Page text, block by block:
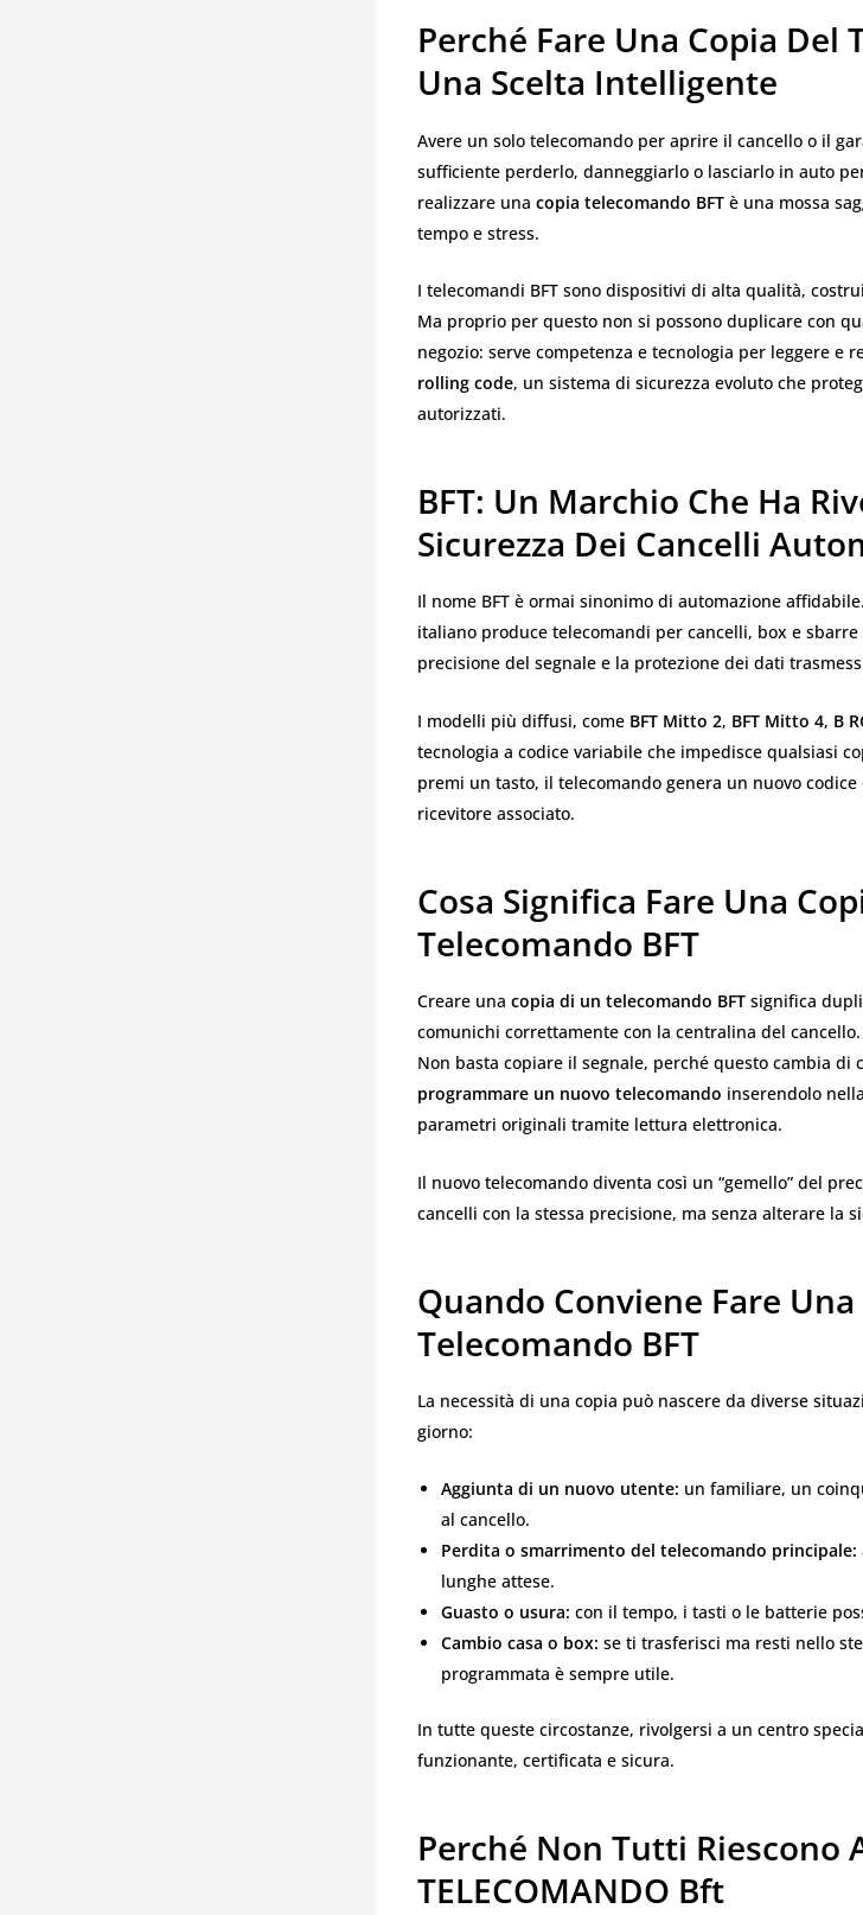
Perché Fare Una Copia Del
Una Scelta Intelligente
Avere un solo telecomando per aprire il cancello o il
sufficiente perderlo, danneggiarlo o lasciarlo in auto
realizzare una copia telecomando BFT è una mossa
tempo e stress.
I telecomandi BFT sono dispositivi di alta qualità,
Ma proprio per questo non si possono duplicare con
negozio: serve competenza e tecnologia per leggere e
rolling code, un sistema di sicurezza evoluto che
autorizzati.
BFT: Un Marchio Che Ha
Sicurezza Dei Cancelli
Il nome BFT è ormai sinonimo di automazione
italiano produce telecomandi per cancelli, box e
precisione del segnale e la protezione dei dati
I modelli più diffusi, come BFT Mitto 2, BFT Mitto 4, B
tecnologia a codice variabile che impedisce qualsiasi
premi un tasto, il telecomando genera un nuovo
ricevitore associato.
Cosa Significa Fare Una
Telecomando BFT
Creare una copia di un telecomando BFT significa
comunichi correttamente con la centralina del cancello.
Non basta copiare il segnale, perché questo cambia di
programmare un nuovo telecomando inserendolo
parametri originali tramite lettura elettronica.
Il nuovo telecomando diventa così un “gemello” del
cancelli con la stessa precisione, ma senza alterare la
Quando Conviene Fare Una
Telecomando BFT
La necessità di una copia può nascere da diverse
giorno:
Aggiunta di un nuovo utente: un familiare, un
al cancello.
Perdita o smarrimento del telecomando principale:
lunghe attese.
Guasto o usura: con il tempo, i tasti o le batterie
Cambio casa o box: se ti trasferisci ma resti nello
programmata è sempre utile.
In tutte queste circostanze, rivolgersi a un centro
funzionante, certificata e sicura.
Perché Non Tutti Riescono
TELECOMANDO Bft